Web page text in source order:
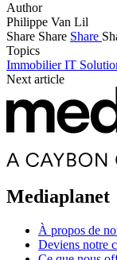
Author
Philippe Van Lil
Share Share Share
Topics
ImmobilierIT
Next article
Mediaplanet
À propos de
Deviens notre